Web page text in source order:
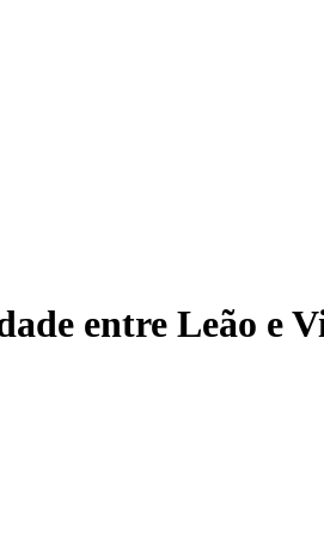
entre Leão e